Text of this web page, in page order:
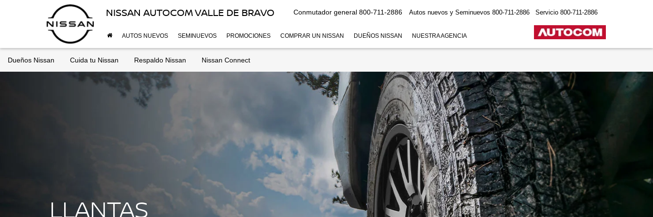
NISSAN AUTOCOM VALLE DE BRAVO Conmutador general 800-711-2886 Autos nuevos y Seminuevos 800-711-2886 Servicio 800-711-2886
AUTOS NUEVOS SEMINUEVOS PROMOCIONES COMPRAR UN NISSAN DUEÑOS NISSAN NUESTRA AGENCIA
Dueños Nissan Cuida tu Nissan Respaldo Nissan Nissan Connect
LLANTAS